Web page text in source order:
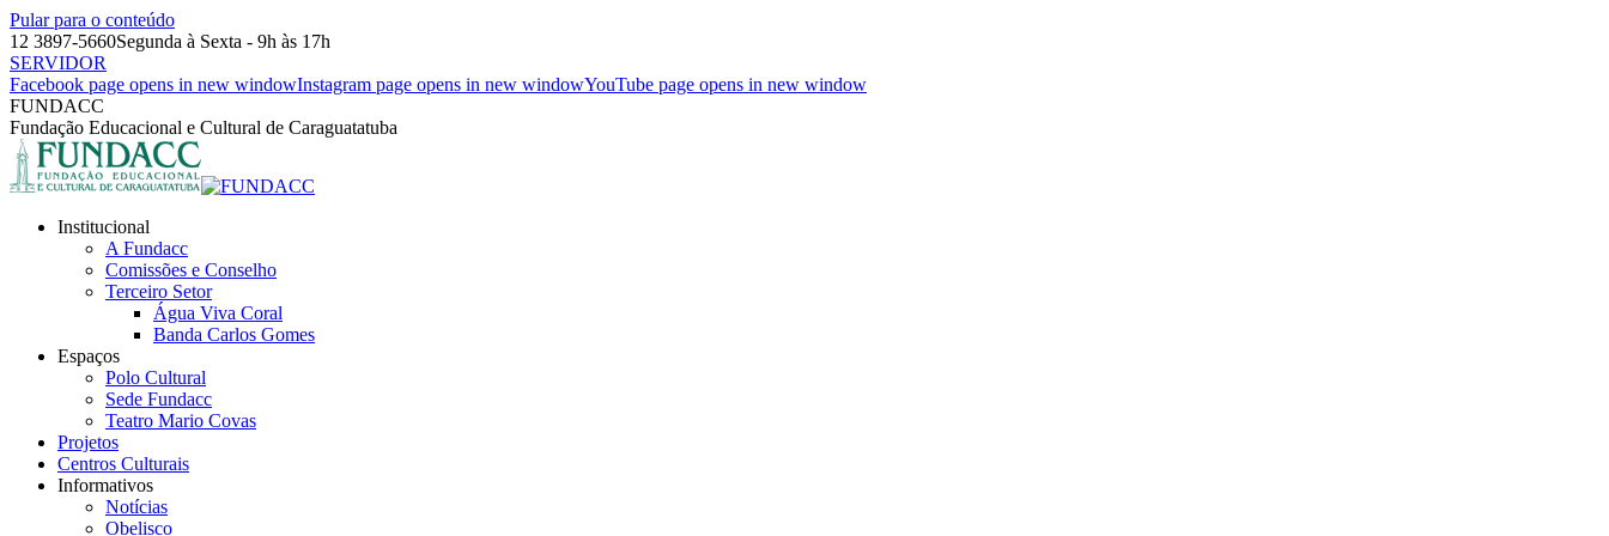
Pular para o conteúdo
12 3897-5660Segunda à Sexta - 9h às 17h
SERVIDOR
Facebook page opens in new windowInstagram page opens in new windowYouTube page opens in new window
FUNDACC
Fundação Educacional e Cultural de Caraguatatuba
Institucional
A Fundacc
Comissões e Conselho
Terceiro Setor
Água Viva Coral
Banda Carlos Gomes
Espaços
Polo Cultural
Sede Fundacc
Teatro Mario Covas
Projetos
Centros Culturais
Informativos
Notícias
Obelisco